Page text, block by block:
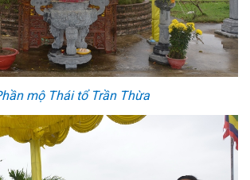
mộ Thái tổ Trần Thừa